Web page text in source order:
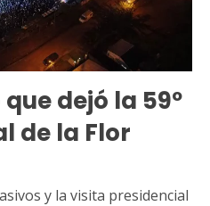
dejó la 59º
de la Flor
y la visita presidencial